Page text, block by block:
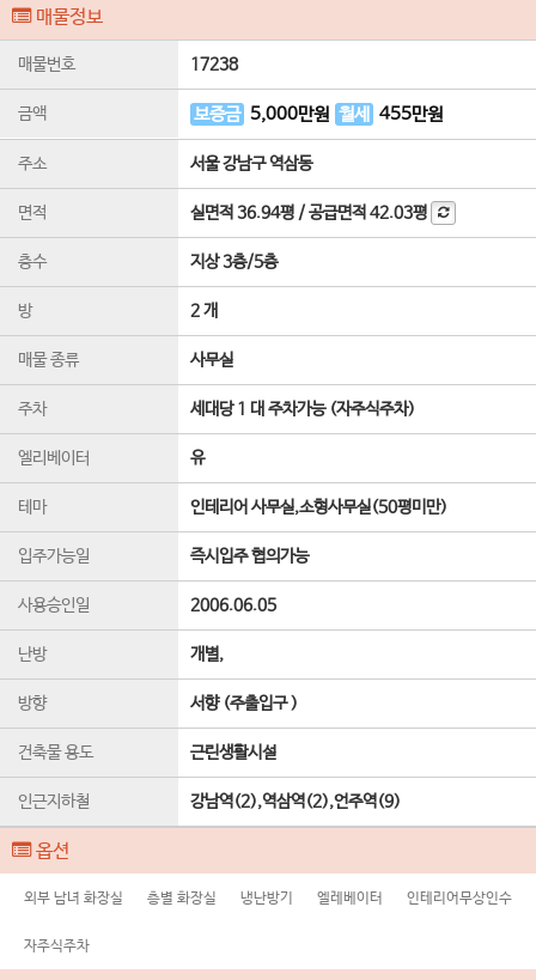
매물정보
매물번호 17238
금액 보증금 5,000만원 월세 455만원
주소 서울 강남구 역삼동
면적 실면적36.94평 /공급면적42.03평
층수 지상 3층/5층
방 2 개
매물 종류 사무실
주차 세대당 1 대 주차가능 (자주식주차)
엘리베이터 유
테마 인테리어 사무실,소형사무실(50평미만)
입주가능일 즉시입주 협의가능
사용승인일 2006.06.05
난방 개별,
방향 서향 (주출입구 )
건축물 용도 근린생활시설
인근지하철 강남역(2),역삼역(2),언주역(9)
옵션
외부 남녀 화장실 층별 화장실 냉난방기 엘레베이터 인테리어무상인수
자주식주차